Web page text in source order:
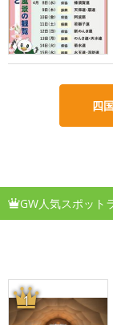
四
GW人気スポット
1